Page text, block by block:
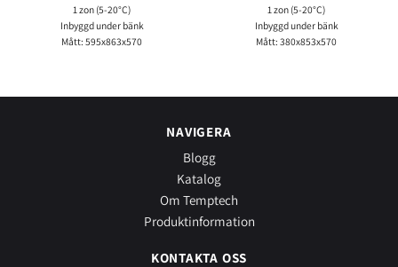
1 zon (5-20°C)
Inbyggd under bänk
Mått: 595x863x570
1 zon (5-20°C)
Inbyggd under bänk
Mått: 380x853x570
NAVIGERA
Blogg
Katalog
Om Temptech
Produktinformation
KONTAKTA OSS